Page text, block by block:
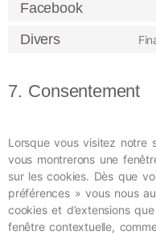
Facebook
Divers
7. Consentement
Lorsque vous visitez notre
vous montrerons une
sur les cookies. Dès que
préférences » vous nous
cookies et d’extensions
fenêtre contextuelle,